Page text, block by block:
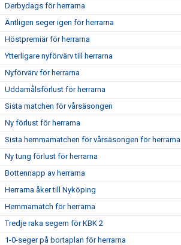
Derbydags för herrarna
Äntligen seger igen för herrarna
Höstpremiär för herrarna
Ytterligare nyförvärv till herrarna
Nyförvärv för herrarna
Uddamålsförlust för herrarna
Sista matchen för vårsäsongen
Ny förlust för herrarna
Sista hemmamatchen för vårsäsongen för herrarna
Ny tung förlust för herrarna
Bottennapp av herrarna
Herrarna åker till Nyköping
Hemmamatch för herrarna
Tredje raka segern för KBK 2
1-0-seger på bortaplan för herrarna